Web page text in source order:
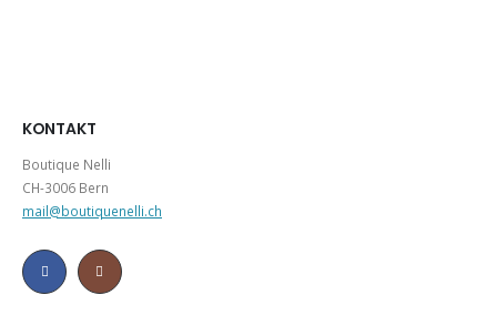
KONTAKT
Boutique Nelli
CH-3006 Bern
mail@boutiquenelli.ch